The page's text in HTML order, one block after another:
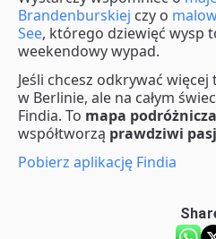
Brandenburskiej czy o
See, którego dziewięć wysp
weekendowy wypad.
Jeśli chcesz odkrywać
w Berlinie, ale na całym
Findia. To mapa
współtworzą prawdziwi
Pobierz aplikację Findia